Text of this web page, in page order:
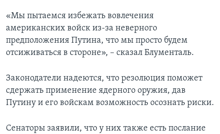
«Мы пытаемся избежать вовлечения
американских войск из-за неверного
предположения Путина, что мы просто будем
отсиживаться в стороне», – сказал Блументаль.
Законодатели надеются, что резолюция поможет
сдержать применение ядерного оружия, дав
Путину и его войскам возможность осознать риски.
Сенаторы заявили, что у них также есть послание